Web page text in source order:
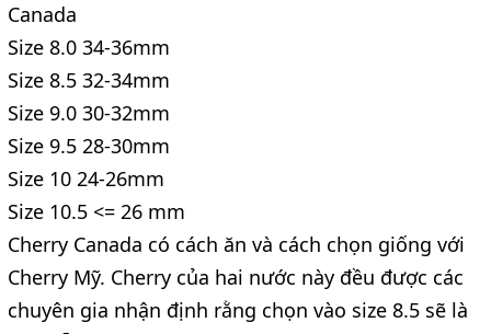
Canada
Size 8.0 34-36mm
Size 8.5 32-34mm
Size 9.0 30-32mm
Size 9.5 28-30mm
Size 10 24-26mm
Size 10.5 <= 26 mm
Cherry Canada có cách ăn và cách chọn giống với
Cherry Mỹ. Cherry của hai nước này đều được các
chuyên gia nhận định rằng chọn vào size 8.5 sẽ là